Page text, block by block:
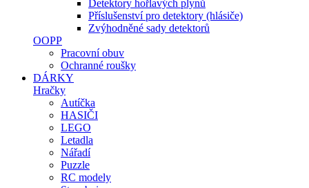
Detektory hořlavých plynů
Příslušenství pro detektory (hlásiče)
Zvýhodněné sady detektorů
OOPP
Pracovní obuv
Ochranné roušky
DÁRKY
Hračky
Autíčka
HASIČI
LEGO
Letadla
Nářadí
Puzzle
RC modely